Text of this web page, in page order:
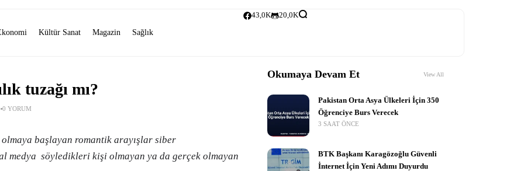
Kültür Sanat Magazin Sağlık
43,0K 20,0K
tuzağı mı?
0 YORUM
başlayan romantik arayışlar siber
medya söyledikleri kişi olmayan ya da gerçek olmayan
Okumaya Devam Et View All
Pakistan Orta Asya Ülkeleri İçin 350
Öğrenciye Burs Verecek
3 SAAT ÖNCE
BTK Başkanı Karagözoğlu Güvenli
İnternet İçin Yeni Adımı Duyurdu